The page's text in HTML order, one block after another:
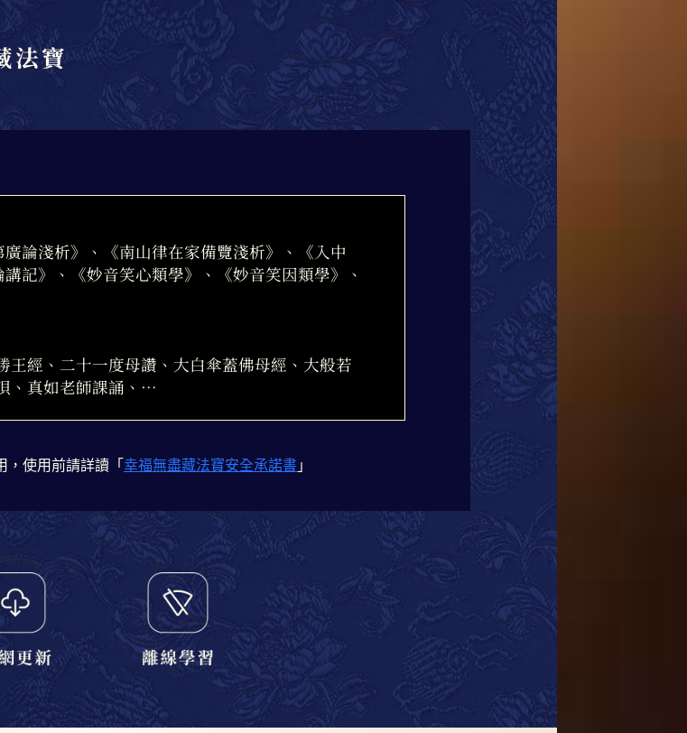
法寶
論淺析》、《南山律在家備覽淺析》、《入中
記》、《妙音笑心類學》、《妙音笑因類學》、
經、二十一度母讚、大白傘蓋佛母經、大般若
、真如老師課誦、…
，使用前請詳讀「 幸福無盡藏法寶安全承諾書 」